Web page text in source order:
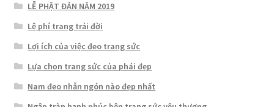
LỄ PHẬT ĐẢN NĂM 2019
Lệ phí trang trải đời
Lợi ích của việc đeo trang sức
Lựa chọn trang sức của phái đẹp
Nam đeo nhẫn ngón nào đẹp nhất